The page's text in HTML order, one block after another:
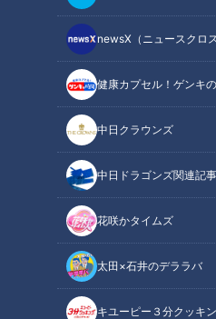
newsX（ニュースクロス
健康カプセル！ゲンキ
中日クラウンズ
中日ドラゴンズ関連記事
花咲かタイムズ
太田×石井のデララバ
キユーピー３分クッキ
信型ドキュメンタリ
記事